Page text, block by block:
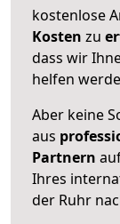
kostenlose
Kosten zu
dass wir
helfen
Aber keine
aus
Partnern
Ihres
der Ruhr